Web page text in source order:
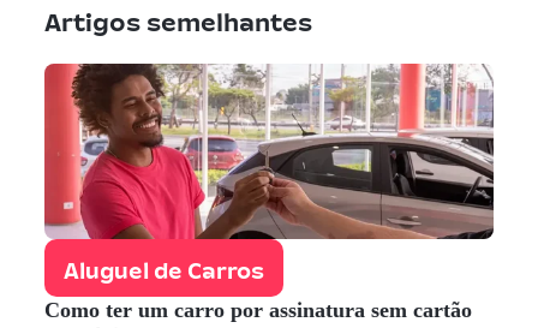
Artigos semelhantes
Aluguel de Carros
Como ter um carro por assinatura sem cartão